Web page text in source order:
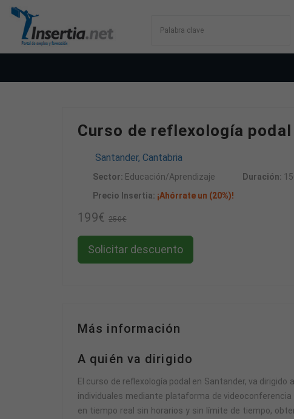
Curso de reflexología
Santander, Cantabria
Sector: Educación/Aprendizaje Duración:
Precio Insertia: ¡Ahórrate un (20%)!
199€ 250€
Solicitar descuento
Más información
A quién va dirigido
El curso de reflexología podal en Santander, va
individuales mediante plataforma de
en tiempo real sin horarios y sin límite de tiempo,